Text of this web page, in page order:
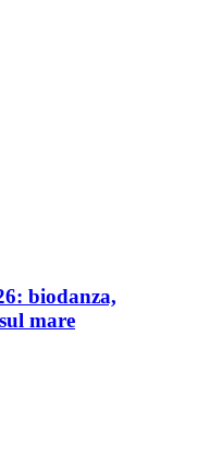
biodanza,
mare